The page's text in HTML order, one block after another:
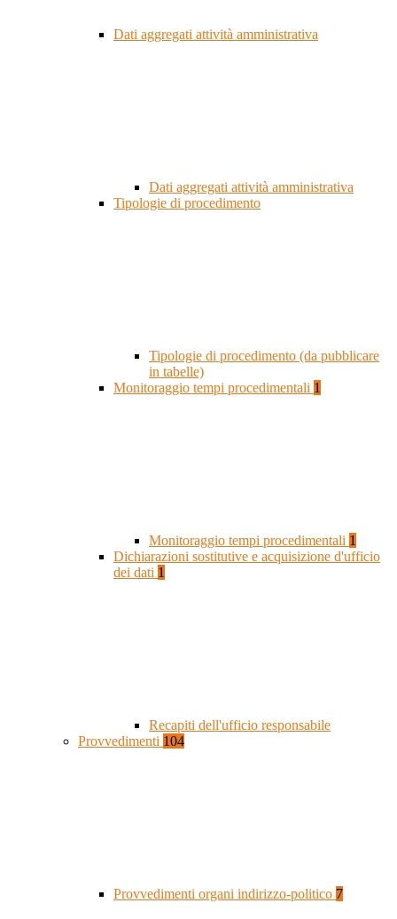
Dati aggregati attività amministrativa
Dati aggregati attività amministrativa
Tipologie di procedimento
Tipologie di procedimento (da pubblicare
in tabelle)
Monitoraggio tempi procedimentali 1
Monitoraggio tempi procedimentali 1
Dichiarazioni sostitutive e acquisizione d'ufficio
dei dati 1
Recapiti dell'ufficio responsabile
Provvedimenti 104
Provvedimenti organi indirizzo-politico 7